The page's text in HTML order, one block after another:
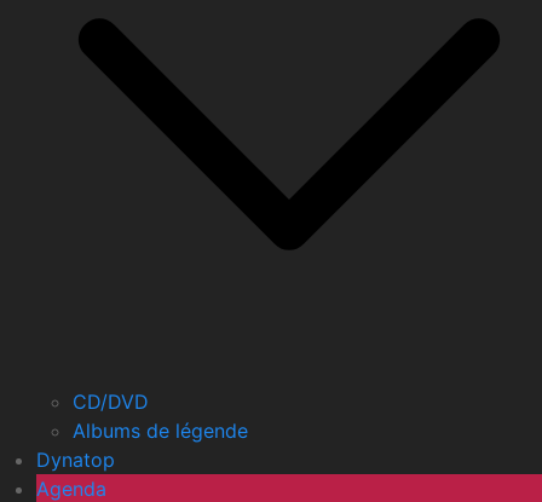
CD/DVD
Albums de légende
Dynatop
Agenda